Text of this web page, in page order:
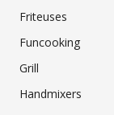
Friteuses
Funcooking
Grill
Handmixers